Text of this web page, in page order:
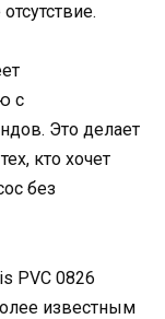
с
Это делает
кто хочет
без
PVC 0826
известным